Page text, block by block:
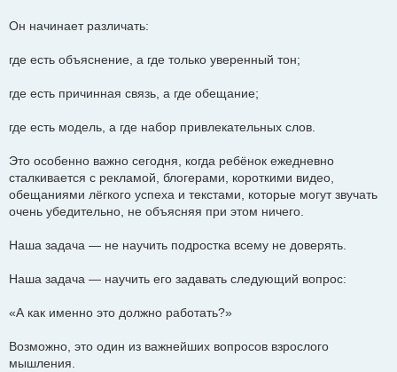
Он начинает различать:
где есть объяснение, а где только уверенный тон;
где есть причинная связь, а где обещание;
где есть модель, а где набор привлекательных слов.
Это особенно важно сегодня, когда ребёнок ежедневно
сталкивается с рекламой, блогерами, короткими видео,
обещаниями лёгкого успеха и текстами, которые могут звучать
очень убедительно, не объясняя при этом ничего.
Наша задача — не научить подростка всему не доверять.
Наша задача — научить его задавать следующий вопрос:
«А как именно это должно работать?»
Возможно, это один из важнейших вопросов взрослого
мышления.